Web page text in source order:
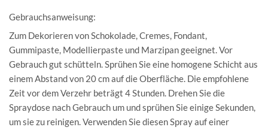
Gebrauchsanweisung:
Zum Dekorieren von Schokolade, Cremes, Fondant,
Gummipaste, Modellierpaste und Marzipan geeignet. Vor
Gebrauch gut schütteln. Sprühen Sie eine homogene Schicht aus
einem Abstand von 20 cm auf die Oberfläche. Die empfohlene
Zeit vor dem Verzehr beträgt 4 Stunden. Drehen Sie die
Spraydose nach Gebrauch um und sprühen Sie einige Sekunden,
um sie zu reinigen. Verwenden Sie diesen Spray auf einer